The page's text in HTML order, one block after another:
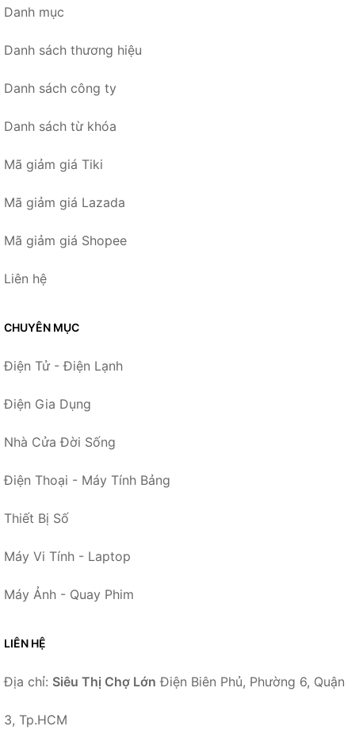
Danh mục
Danh sách thương hiệu
Danh sách công ty
Danh sách từ khóa
Mã giảm giá Tiki
Mã giảm giá Lazada
Mã giảm giá Shopee
Liên hệ
CHUYÊN MỤC
Điện Tử - Điện Lạnh
Điện Gia Dụng
Nhà Cửa Đời Sống
Điện Thoại - Máy Tính Bảng
Thiết Bị Số
Máy Vi Tính - Laptop
Máy Ảnh - Quay Phim
LIÊN HỆ
Địa chỉ: Siêu Thị Chợ Lớn Điện Biên Phủ, Phường 6, Quận
3, Tp.HCM